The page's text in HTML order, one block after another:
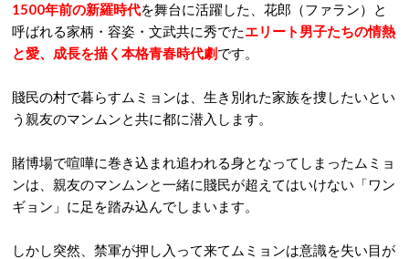
1500年前の新羅時代を舞台に活躍した、花郎（ファラン）と
呼ばれる家柄・容姿・文武共に秀でたエリート男子たちの情熱
と愛、成長を描く本格青春時代劇です。
賤民の村で暮らすムミョンは、生き別れた家族を捜したいとい
う親友のマンムンと共に都に潜入します。
賭博場で喧嘩に巻き込まれ追われる身となってしまったムミョ
ンは、親友のマンムンと一緒に賤民が超えてはいけない「ワン
ギョン」に足を踏み込んでしまいます。
しかし突然、禁軍が押し入って来てムミョンは意識を失い目が